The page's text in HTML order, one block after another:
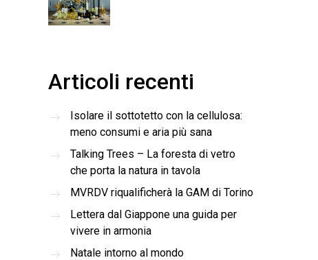
Articoli recenti
Isolare il sottotetto con la cellulosa:
meno consumi e aria più sana
Talking Trees – La foresta di vetro
che porta la natura in tavola
MVRDV riqualificherà la GAM di Torino
Lettera dal Giappone una guida per
vivere in armonia
Natale intorno al mondo